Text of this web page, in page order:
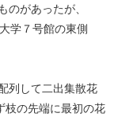
のがあったが、
学７号館の東側
列して二出集散花
枝の先端に最初の花